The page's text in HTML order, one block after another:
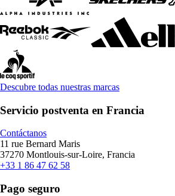
Descubre todas nuestras marcas
Servicio postventa en Francia
Contáctanos
11 rue Bernard Maris
37270 Montlouis-sur-Loire, Francia
+33 1 86 47 62 58
Pago seguro